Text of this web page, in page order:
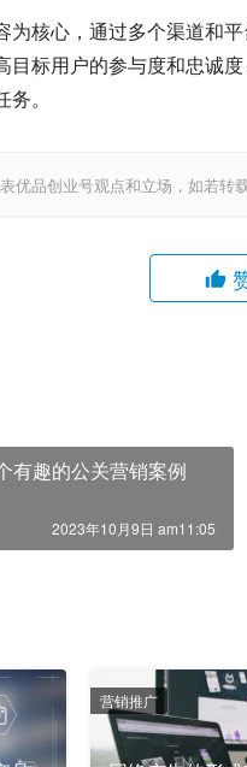
核心，通过多个渠道和
目标用户的参与度和忠诚
。
优品创业号观点和立场，如若
有趣的公关营销案例
2023年10月9日 am11:05
营销推广